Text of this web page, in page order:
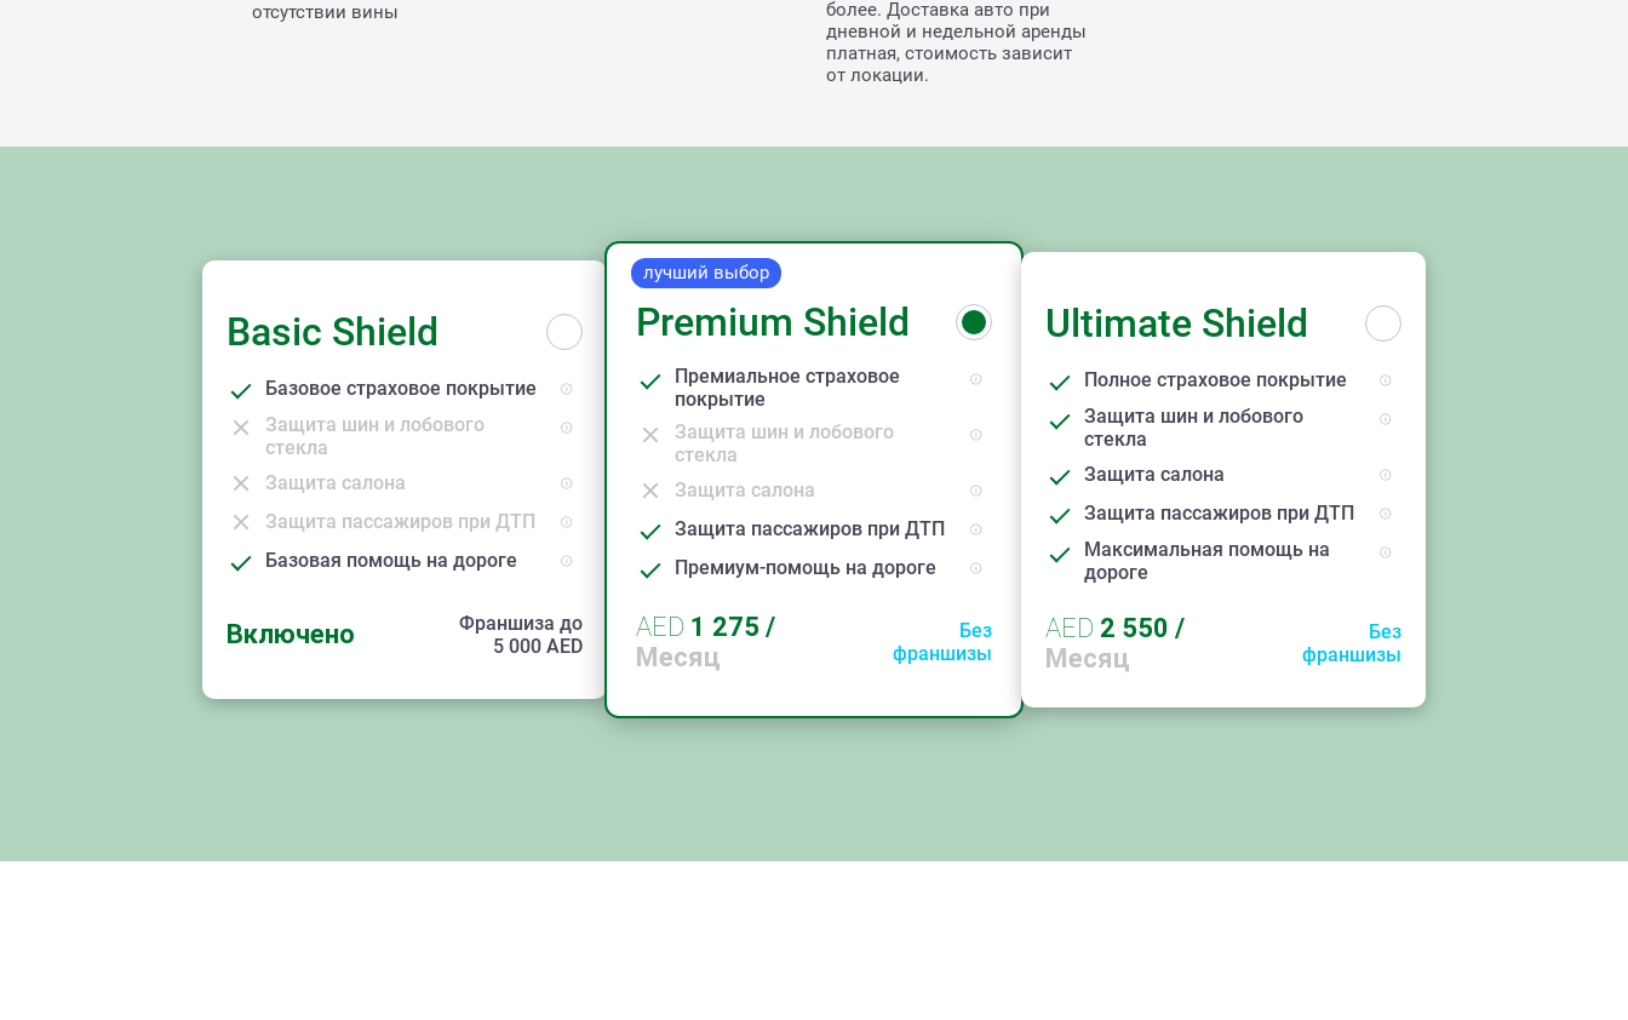
отсутствии вины
более. Доставка авто при
дневной и недельной аренды
платная, стоимость зависит
от локации.
Basic Shield
Базовое страховое покрытие
Защита шин и лобового
стекла
Защита салона
Защита пассажиров при ДТП
Базовая помощь на дороге
Включено
Франшиза до
5 000 AED
лучший выбор
Premium Shield
Премиальное страховое
покрытие
Защита шин и лобового
стекла
Защита салона
Защита пассажиров при ДТП
Премиум-помощь на дороге
AED 1 275 /
Месяц
Без
франшизы
Ultimate Shield
Полное страховое покрытие
Защита шин и лобового
стекла
Защита салона
Защита пассажиров при ДТП
Максимальная помощь на
дороге
AED 2 550 /
Месяц
Без
франшизы